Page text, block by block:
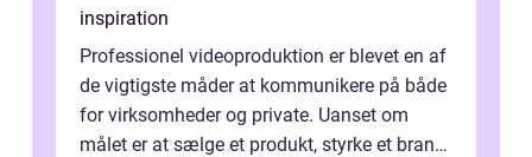
inspiration
Professionel videoproduktion er blevet en af
de vigtigste måder at kommunikere på både
for virksomheder og private. Uanset om
målet er at sælge et produkt, styrke et brand,